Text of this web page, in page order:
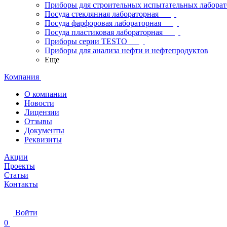
Приборы для строительных испытательных
Посуда стеклянная лабораторная
Посуда фарфоровая лабораторная
Посуда пластиковая лабораторная
Приборы серии TESTO
Приборы для анализа нефти и нефтепродуктов
Еще
Компания
О компании
Новости
Лицензии
Отзывы
Документы
Реквизиты
Акции
Проекты
Статьи
Контакты
Войти
0